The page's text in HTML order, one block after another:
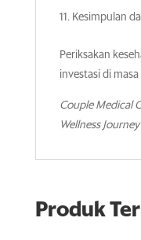
Kesimpulan
Periksakan
investasi di
Couple Medical
Wellness Journey
Produk